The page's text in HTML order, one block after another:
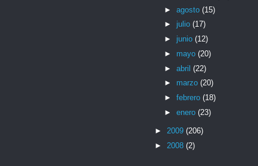
► agosto (15)
► julio (17)
► junio (12)
► mayo (20)
► abril (22)
► marzo (20)
► febrero (18)
► enero (23)
► 2009 (206)
► 2008 (2)